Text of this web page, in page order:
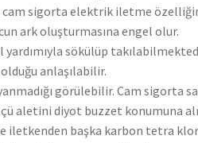
cam sigorta elektrik iletme
ark oluşturmasına engel olur.
sökülüp
anlaşılabilir.
görülebilir. Cam sigorta
aletini diyot buzzet konumuna
iletkenden başka karbon tetra